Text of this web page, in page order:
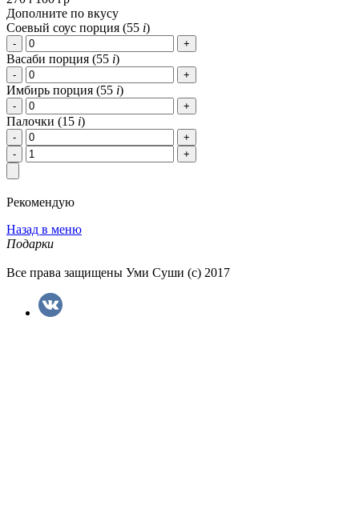
Дополните по вкусу
Соевый соус порция (55 i)
Васаби порция (55 i)
Имбирь порция (55 i)
Палочки (15 i)
Рекомендую
Назад в меню
Подарки
Все права защищены Уми Суши (с) 2017